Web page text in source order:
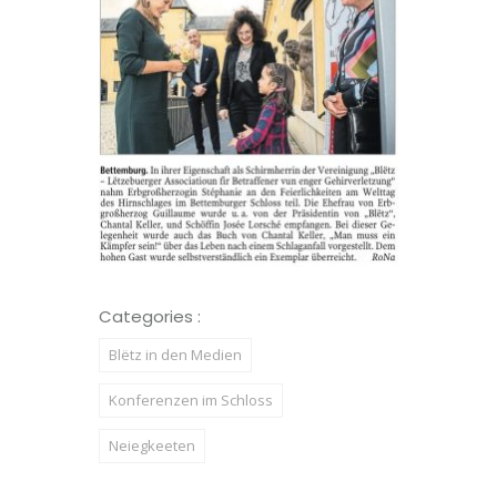
Categories :
Blëtz in den Medien
Konferenzen im Schloss
Neiegkeeten